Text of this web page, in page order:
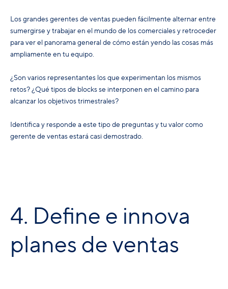
Los grandes gerentes de ventas pueden fácilmente alternar entre
sumergirse y trabajar en el mundo de los comerciales y retroceder
para ver el panorama general de cómo están yendo las cosas más
ampliamente en tu equipo.
¿Son varios representantes los que experimentan los mismos
retos? ¿Qué tipos de blocks se interponen en el camino para
alcanzar los objetivos trimestrales?
Identifica y responde a este tipo de preguntas y tu valor como
gerente de ventas estará casi demostrado.
4. Define e innova
planes de ventas